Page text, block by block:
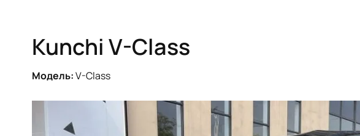
Kunchi V-Class
Модель:V-Class